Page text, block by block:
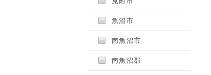
魚沼市
南魚沼市
南魚沼郡